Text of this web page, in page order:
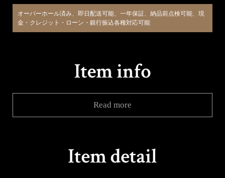
オーバーホール済み、即日配送可能、一年保証、納品前点検可能、現
金・クレジット・ローン・銀行振込各種対応可能
Read more